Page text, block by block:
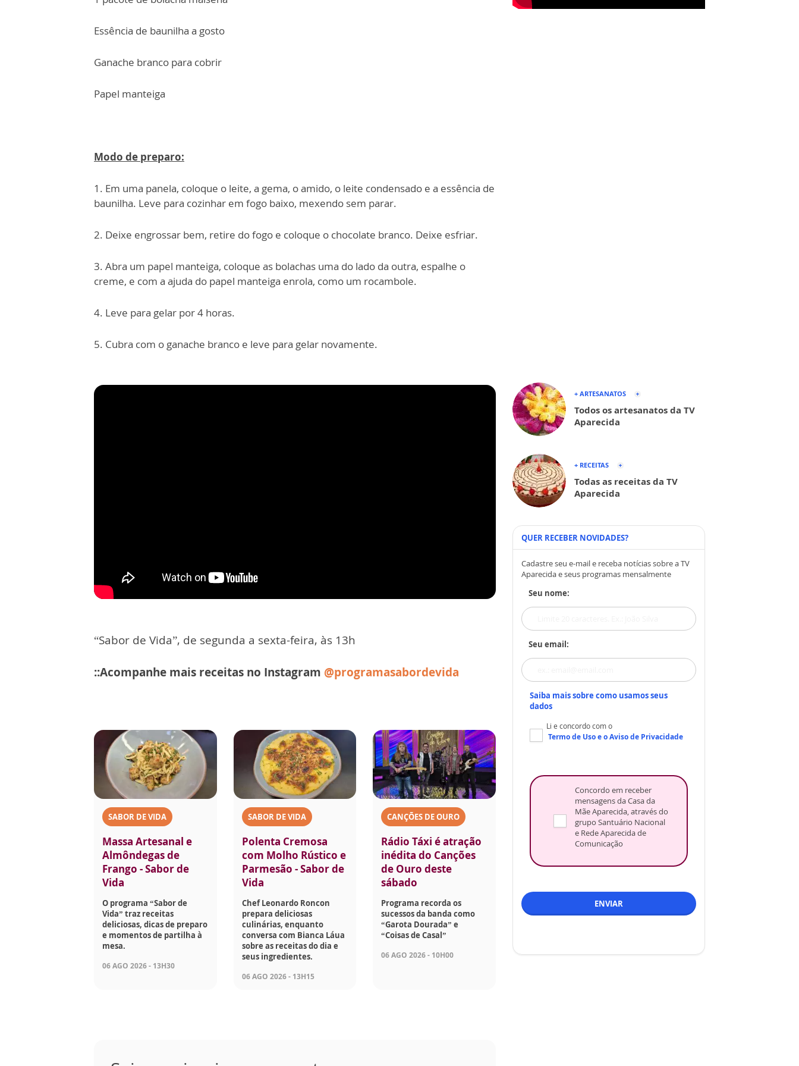
Essência de baunilha a gosto
Ganache branco para cobrir
Papel manteiga
Modo de preparo:
1. Em uma panela, coloque o leite, a gema, o amido, o leite condensado e a essência de
baunilha. Leve para cozinhar em fogo baixo, mexendo sem parar.
2. Deixe engrossar bem, retire do fogo e coloque o chocolate branco. Deixe esfriar.
3. Abra um papel manteiga, coloque as bolachas uma do lado da outra, espalhe o
creme, e com a ajuda do papel manteiga enrola, como um rocambole.
4. Leve para gelar por 4 horas.
5. Cubra com o ganache branco e leve para gelar novamente.
“Sabor de Vida”, de segunda a sexta-feira, às 13h
::Acompanhe mais receitas no Instagram @programasabordevida
SABOR DE VIDA
Massa Artesanal e
Almôndegas de
Frango - Sabor de
Vida
O programa “Sabor de
Vida” traz receitas
deliciosas, dicas de preparo
e momentos de partilha à
mesa.
06 AGO 2026 - 13H30
SABOR DE VIDA
Polenta Cremosa
com Molho Rústico e
Parmesão - Sabor de
Vida
Chef Leonardo Roncon
prepara deliciosas
culinárias, enquanto
conversa com Bianca Láua
sobre as receitas do dia e
seus ingredientes.
06 AGO 2026 - 13H15
CANÇÕES DE OURO
Rádio Táxi é atração
inédita do Canções
de Ouro deste
sábado
Programa recorda os
sucessos da banda como
“Garota Dourada” e
“Coisas de Casal”
06 AGO 2026 - 10H00
+ ARTESANATOS
Todos os artesanatos da TV
Aparecida
+ RECEITAS
Todas as receitas da TV
Aparecida
QUER RECEBER NOVIDADES?
Cadastre seu e-mail e receba notícias sobre a TV
Aparecida e seus programas mensalmente
Seu nome:
Seu email:
Saiba mais sobre como usamos seus
dados
Li e concordo com o
Termo de Usoe oAviso de Privacidade
Concordo em receber
mensagens da Casa da
Mãe Aparecida, através do
grupo Santuário Nacional
e Rede Aparecida de
Comunicação
ENVIAR